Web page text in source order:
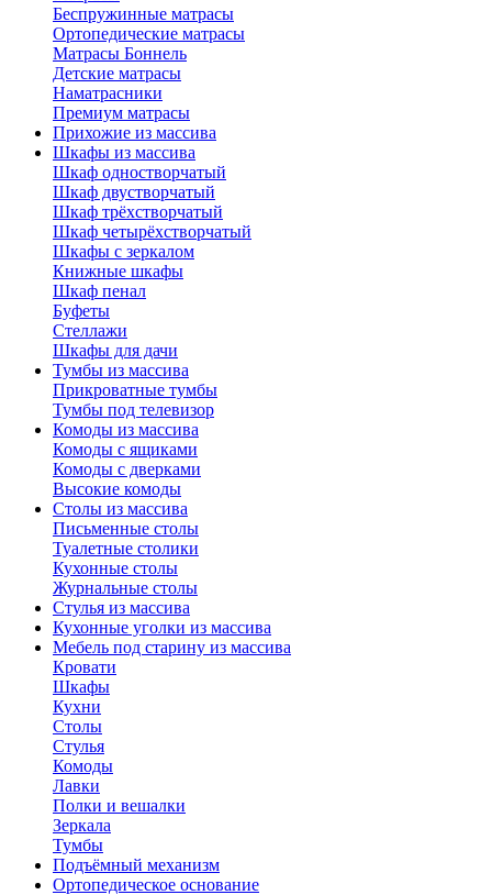
Беспружинные матрасы
Ортопедические матрасы
Матрасы Боннель
Детские матрасы
Наматрасники
Премиум матрасы
Прихожие из массива
Шкафы из массива
Шкаф одностворчатый
Шкаф двустворчатый
Шкаф трёхстворчатый
Шкаф четырёхстворчатый
Шкафы с зеркалом
Книжные шкафы
Шкаф пенал
Буфеты
Стеллажи
Шкафы для дачи
Тумбы из массива
Прикроватные тумбы
Тумбы под телевизор
Комоды из массива
Комоды с ящиками
Комоды с дверками
Высокие комоды
Столы из массива
Письменные столы
Туалетные столики
Кухонные столы
Журнальные столы
Стулья из массива
Кухонные уголки из массива
Мебель под старину из массива
Кровати
Шкафы
Кухни
Столы
Стулья
Комоды
Лавки
Полки и вешалки
Зеркала
Тумбы
Подъёмный механизм
Ортопедическое основание